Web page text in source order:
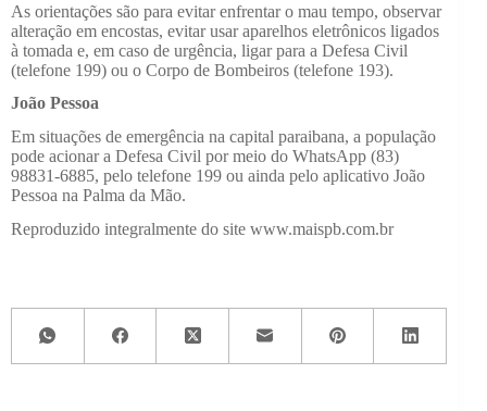
As orientações são para evitar enfrentar o mau tempo, observar
alteração em encostas, evitar usar aparelhos eletrônicos ligados
à tomada e, em caso de urgência, ligar para a Defesa Civil
(telefone 199) ou o Corpo de Bombeiros (telefone 193).
João Pessoa
Em situações de emergência na capital paraibana, a população
pode acionar a Defesa Civil por meio do WhatsApp (83)
98831-6885, pelo telefone 199 ou ainda pelo aplicativo João
Pessoa na Palma da Mão.
Reproduzido integralmente do site www.maispb.com.br